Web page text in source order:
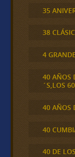
35
38
4
40 AÑOS
´S,LOS
40 AÑOS
40
40 DE